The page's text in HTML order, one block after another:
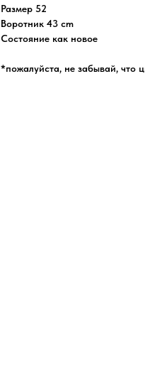
Размер 52
Воротник 43 cm
Состояние как новое
*пожалуйста, не забывай, что